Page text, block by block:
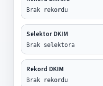
Brak rekordu
Selektor DKIM
Brak selektora
Rekord DKIM
Brak rekordu